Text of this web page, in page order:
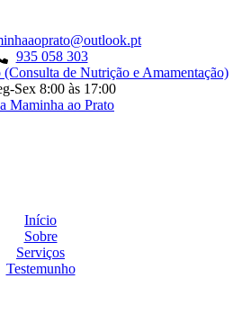
935 058 303
de Nutrição e Amamentação)
Sex 8:00 às 17:00
Maminha ao Prato
Início
Sobre
Serviços
Testemunho